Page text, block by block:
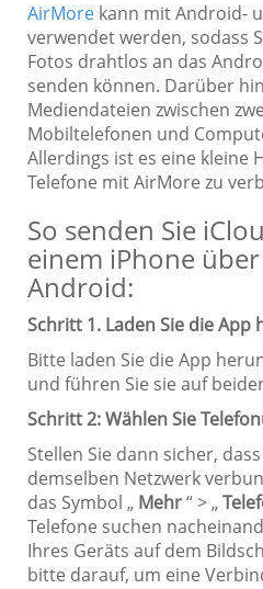
AirMore kann mit Android-
verwendet werden, sodass
Fotos drahtlos an das
senden können. Darüber
Mediendateien zwischen
Mobiltelefonen und
Allerdings ist es eine kleine
Telefone mit AirMore zu
So senden Sie
einem iPhone
Android:
Schritt 1. Laden Sie die App
Bitte laden Sie die App
und führen Sie sie auf
Schritt 2: Wählen Sie
Stellen Sie dann sicher,
demselben Netzwerk
das Symbol „ Mehr“ > „
Telefone suchen
Ihres Geräts auf dem
bitte darauf, um eine